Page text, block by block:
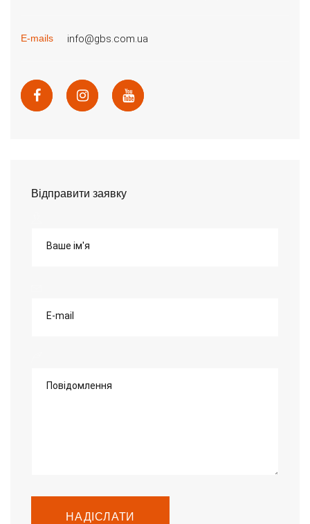
E-mails info@gbs.com.ua
Відправити заявку
Ваше ім'я
E-mail
Повідомлення
НАДІСЛАТИ